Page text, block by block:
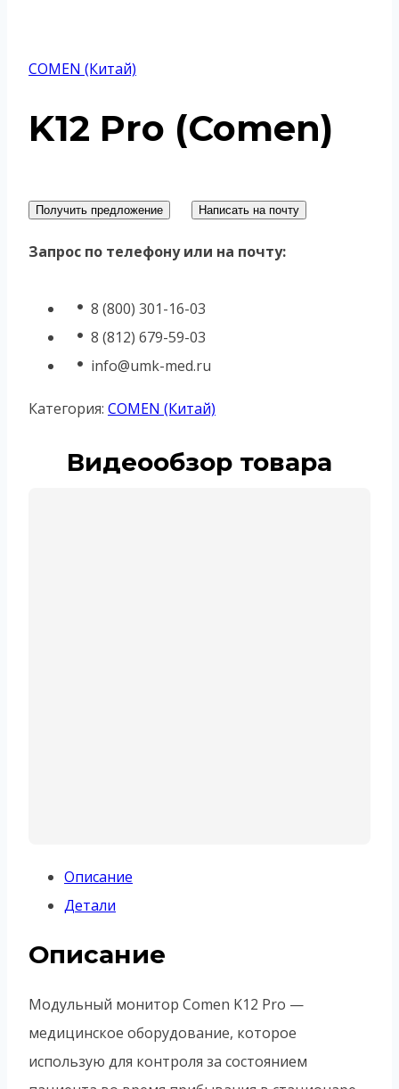
COMEN (Китай)
K12 Pro (Comen)
Получить предложение Написать на почту
Запрос по телефону или на почту:
8 (800) 301-16-03
8 (812) 679-59-03
info@umk-med.ru
Категория: COMEN (Китай)
Видеообзор товара
Описание
Детали
Описание
Модульный монитор Comen K12 Pro —
медицинское оборудование, которое
использую для контроля за состоянием